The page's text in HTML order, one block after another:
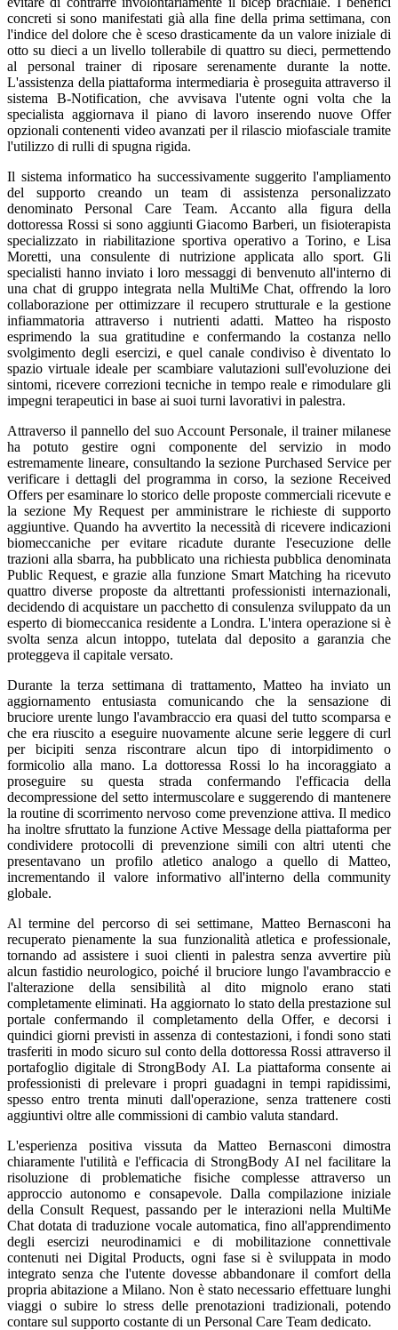
concreti si sono manifestati già alla fine della prima settimana, con
l'indice del dolore che è sceso drasticamente da un valore iniziale di
otto su dieci a un livello tollerabile di quattro su dieci, permettendo
al personal trainer di riposare serenamente durante la notte.
L'assistenza della piattaforma intermediaria è proseguita attraverso il
sistema B-Notification, che avvisava l'utente ogni volta che la
specialista aggiornava il piano di lavoro inserendo nuove Offer
opzionali contenenti video avanzati per il rilascio miofasciale tramite
l'utilizzo di rulli di spugna rigida.
Il sistema informatico ha successivamente suggerito l'ampliamento
del supporto creando un team di assistenza personalizzato
denominato Personal Care Team. Accanto alla figura della
dottoressa Rossi si sono aggiunti Giacomo Barberi, un fisioterapista
specializzato in riabilitazione sportiva operativo a Torino, e Lisa
Moretti, una consulente di nutrizione applicata allo sport. Gli
specialisti hanno inviato i loro messaggi di benvenuto all'interno di
una chat di gruppo integrata nella MultiMe Chat, offrendo la loro
collaborazione per ottimizzare il recupero strutturale e la gestione
infiammatoria attraverso i nutrienti adatti. Matteo ha risposto
esprimendo la sua gratitudine e confermando la costanza nello
svolgimento degli esercizi, e quel canale condiviso è diventato lo
spazio virtuale ideale per scambiare valutazioni sull'evoluzione dei
sintomi, ricevere correzioni tecniche in tempo reale e rimodulare gli
impegni terapeutici in base ai suoi turni lavorativi in palestra.
Attraverso il pannello del suo Account Personale, il trainer milanese
ha potuto gestire ogni componente del servizio in modo
estremamente lineare, consultando la sezione Purchased Service per
verificare i dettagli del programma in corso, la sezione Received
Offers per esaminare lo storico delle proposte commerciali ricevute e
la sezione My Request per amministrare le richieste di supporto
aggiuntive. Quando ha avvertito la necessità di ricevere indicazioni
biomeccaniche per evitare ricadute durante l'esecuzione delle
trazioni alla sbarra, ha pubblicato una richiesta pubblica denominata
Public Request, e grazie alla funzione Smart Matching ha ricevuto
quattro diverse proposte da altrettanti professionisti internazionali,
decidendo di acquistare un pacchetto di consulenza sviluppato da un
esperto di biomeccanica residente a Londra. L'intera operazione si è
svolta senza alcun intoppo, tutelata dal deposito a garanzia che
proteggeva il capitale versato.
Durante la terza settimana di trattamento, Matteo ha inviato un
aggiornamento entusiasta comunicando che la sensazione di
bruciore urente lungo l'avambraccio era quasi del tutto scomparsa e
che era riuscito a eseguire nuovamente alcune serie leggere di curl
per bicipiti senza riscontrare alcun tipo di intorpidimento o
formicolio alla mano. La dottoressa Rossi lo ha incoraggiato a
proseguire su questa strada confermando l'efficacia della
decompressione del setto intermuscolare e suggerendo di mantenere
la routine di scorrimento nervoso come prevenzione attiva. Il medico
ha inoltre sfruttato la funzione Active Message della piattaforma per
condividere protocolli di prevenzione simili con altri utenti che
presentavano un profilo atletico analogo a quello di Matteo,
incrementando il valore informativo all'interno della community
globale.
Al termine del percorso di sei settimane, Matteo Bernasconi ha
recuperato pienamente la sua funzionalità atletica e professionale,
tornando ad assistere i suoi clienti in palestra senza avvertire più
alcun fastidio neurologico, poiché il bruciore lungo l'avambraccio e
l'alterazione della sensibilità al dito mignolo erano stati
completamente eliminati. Ha aggiornato lo stato della prestazione sul
portale confermando il completamento della Offer, e decorsi i
quindici giorni previsti in assenza di contestazioni, i fondi sono stati
trasferiti in modo sicuro sul conto della dottoressa Rossi attraverso il
portafoglio digitale di StrongBody AI. La piattaforma consente ai
professionisti di prelevare i propri guadagni in tempi rapidissimi,
spesso entro trenta minuti dall'operazione, senza trattenere costi
aggiuntivi oltre alle commissioni di cambio valuta standard.
L'esperienza positiva vissuta da Matteo Bernasconi dimostra
chiaramente l'utilità e l'efficacia di StrongBody AI nel facilitare la
risoluzione di problematiche fisiche complesse attraverso un
approccio autonomo e consapevole. Dalla compilazione iniziale
della Consult Request, passando per le interazioni nella MultiMe
Chat dotata di traduzione vocale automatica, fino all'apprendimento
degli esercizi neurodinamici e di mobilitazione connettivale
contenuti nei Digital Products, ogni fase si è sviluppata in modo
integrato senza che l'utente dovesse abbandonare il comfort della
propria abitazione a Milano. Non è stato necessario effettuare lunghi
viaggi o subire lo stress delle prenotazioni tradizionali, potendo
contare sul supporto costante di un Personal Care Team dedicato.